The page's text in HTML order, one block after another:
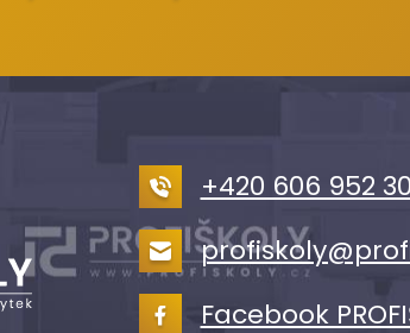
+420 606 952
Facebook